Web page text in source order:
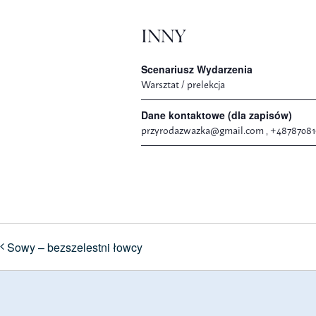
INNY
Scenariusz Wydarzenia
Warsztat / prelekcja
Dane kontaktowe (dla zapisów)
przyrodazwazka@gmail.com ,
Sowy – bezszelestni łowcy